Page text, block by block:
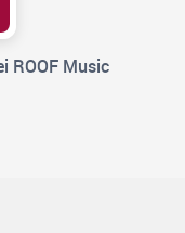
ROOF Music